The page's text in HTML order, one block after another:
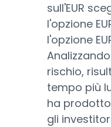
sull'EUR
l'opzione
l'opzione
rischio,
tempo più
ha
gli